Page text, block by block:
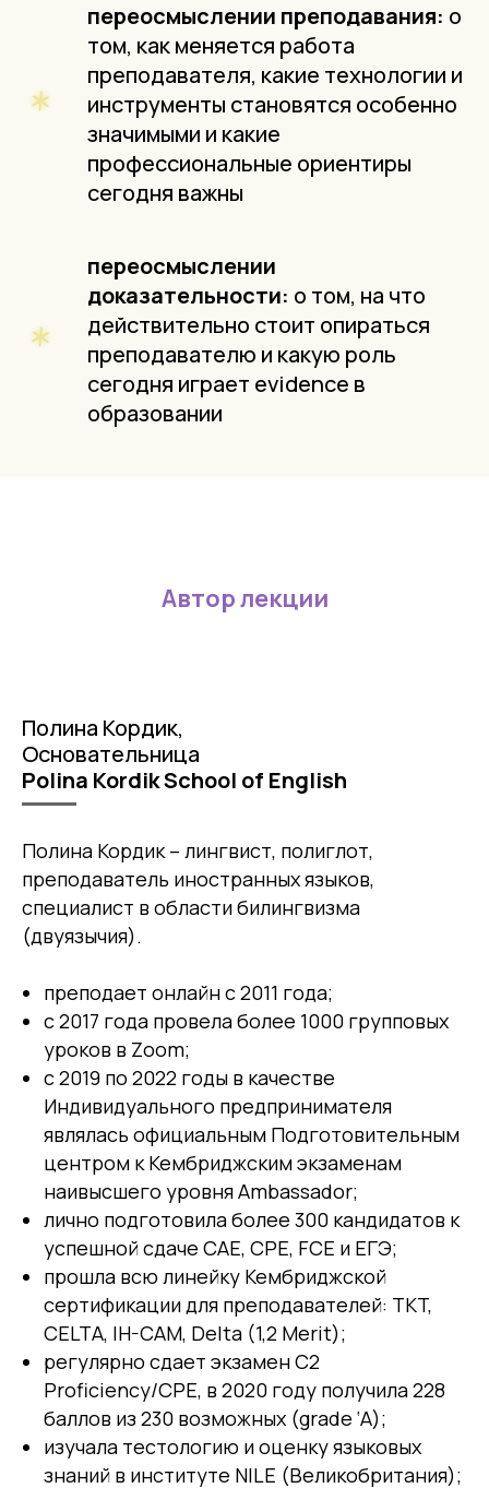
переосмыслении преподавания: о
том, как меняется работа
преподавателя, какие технологии и
инструменты становятся особенно
значимыми и какие
профессиональные ориентиры
сегодня важны
переосмыслении
доказательности: о том, на что
действительно стоит опираться
преподавателю и какую роль
сегодня играет evidence в
образовании
Автор лекции
Полина Кордик,
Основательница
Polina Kordik School of English
Полина Кордик – лингвист, полиглот,
преподаватель иностранных языков,
специалист в области билингвизма
(двуязычия).
преподает онлайн с 2011 года;
с 2017 года провела более 1000 групповых
уроков в Zoom;
c 2019 по 2022 годы в качестве
Индивидуального предпринимателя
являлась официальным Подготовительным
центром к Кембриджским экзаменам
наивысшего уровня Ambassador;
лично подготовила более 300 кандидатов к
успешной сдаче CAE, CPE, FCE и ЕГЭ;
прошла всю линейку Кембриджской
сертификации для преподавателей: TKT,
CELTA, IH-CAM, Delta (1,2 Merit);
регулярно сдает экзамен C2
Proficiency/CPE, в 2020 году получила 228
баллов из 230 возможных (grade ‘A);
изучала тестологию и оценку языковых
знаний в институте NILE (Великобритания);